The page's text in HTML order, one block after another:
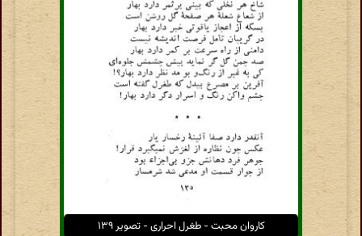
کاروان محبت - طغرل احراری - تصویر ۱۳۹